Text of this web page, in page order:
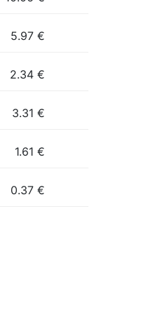
5.97 €
2.34 €
3.31 €
1.61 €
0.37 €